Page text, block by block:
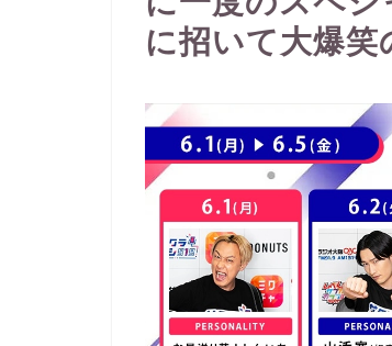
に招いて大爆笑